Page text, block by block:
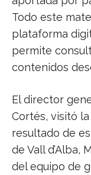
Todo este
plataforma
permite
contenidos
El director
Cortés, visitó
resultado de
de Vall d’Alba,
del equipo de